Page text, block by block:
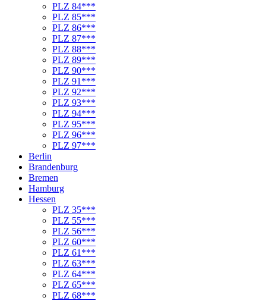
PLZ 84***
PLZ 85***
PLZ 86***
PLZ 87***
PLZ 88***
PLZ 89***
PLZ 90***
PLZ 91***
PLZ 92***
PLZ 93***
PLZ 94***
PLZ 95***
PLZ 96***
PLZ 97***
Berlin
Brandenburg
Bremen
Hamburg
Hessen
PLZ 35***
PLZ 55***
PLZ 56***
PLZ 60***
PLZ 61***
PLZ 63***
PLZ 64***
PLZ 65***
PLZ 68***